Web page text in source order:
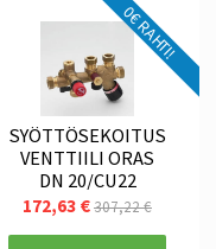
0€ RAHTI!
SYÖTTÖSEKOITUS
VENTTIILI ORAS
DN 20/CU22
172,63 €307,22 €